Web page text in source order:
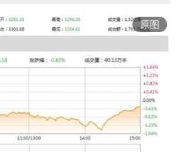
原图